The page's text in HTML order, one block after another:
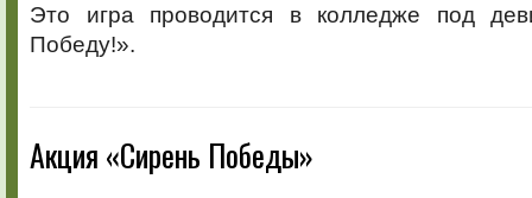
Это игра проводится в колледже под
Победу!».
Акция «Сирень Победы»